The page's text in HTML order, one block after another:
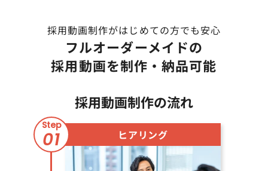
採用動画制作がはじめての方でも安心
フルオーダーメイドの
採用動画を制作・納品可能
採用動画制作の流れ
Step
01 ヒアリング